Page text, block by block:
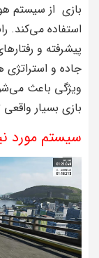
بازی از سیستم
استفاده می‌کند.
پیشرفته و
جاده و
ویژگی باعث
بازی بسیار
سیستم مورد